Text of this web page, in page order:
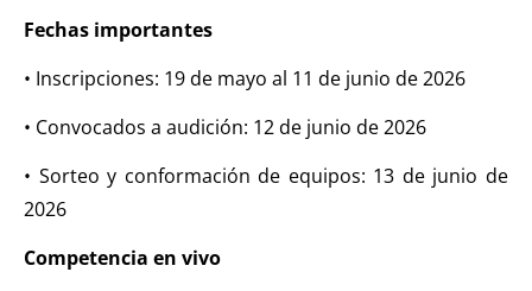
Fechas importantes
• Inscripciones: 19 de mayo al 11 de junio de 2026
• Convocados a audición: 12 de junio de 2026
• Sorteo y conformación de equipos: 13 de junio de
2026
Competencia en vivo